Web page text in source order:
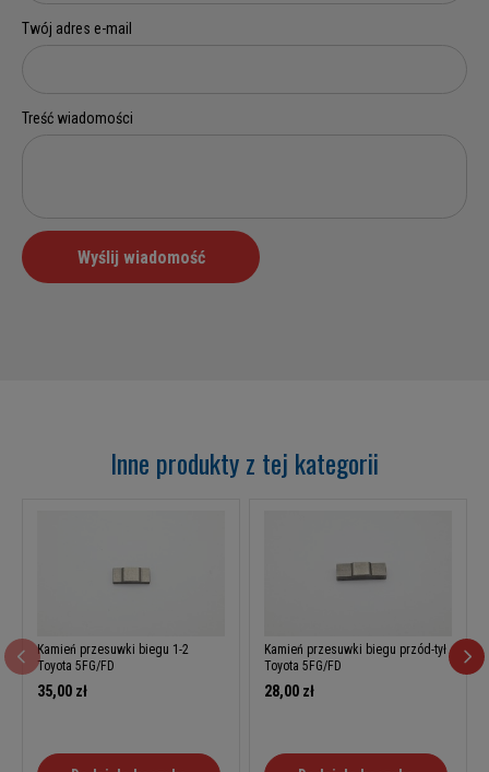
Inne produkty z tej kategorii
Kamień przesuwki biegu 1-2
Toyota 5FG/FD
35,00 zł
Kamień przesuwki biegu przód-tył
Toyota 5FG/FD
28,00 zł